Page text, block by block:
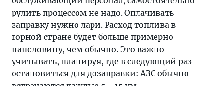
рулить процессом не надо. Оплачивать
заправку нужно лари. Расход топлива в
горной стране будет больше примерно
наполовину, чем обычно. Это важно
учитывать, планируя, где в следующий раз
остановиться для дозаправки: АЗС обычно